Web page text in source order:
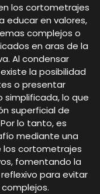
los cortometrajes
educar en valores,
complejos o
en aras de la
Al condensar
la posibilidad
o presentar
lo que
superficial de
lo tanto, es
mediante una
los cortometrajes
fomentando la
para evitar